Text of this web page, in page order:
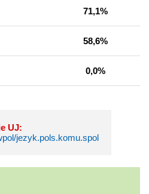
71,1%
58,6%
0,0%
UJ:
jezyk.pols.komu.spol